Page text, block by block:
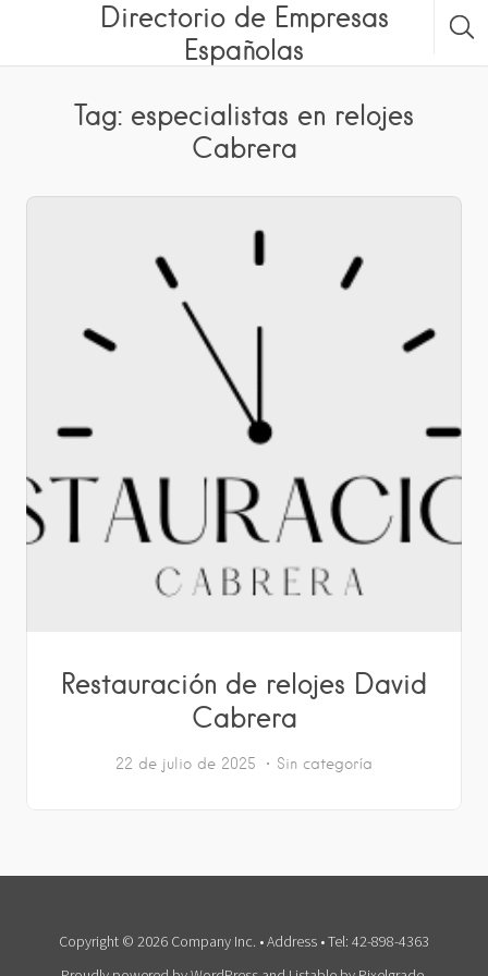
Directorio de Empresas
Españolas
Tag: especialistas en relojes
Cabrera
Restauración de relojes David
Cabrera
22 de julio de 2025 Sin categoría
Copyright © 2026 Company Inc. • Address • Tel: 42-898-4363